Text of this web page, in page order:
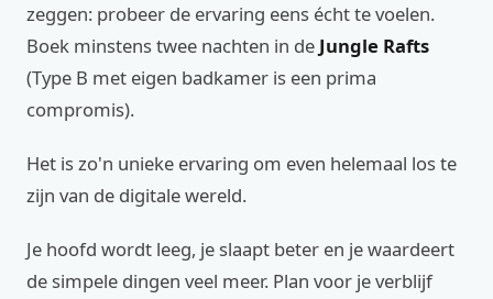
zeggen: probeer de ervaring eens écht te voelen.
Boek minstens twee nachten in de Jungle Rafts
(Type B met eigen badkamer is een prima
compromis).
Het is zo'n unieke ervaring om even helemaal los te
zijn van de digitale wereld.
Je hoofd wordt leeg, je slaapt beter en je waardeert
de simpele dingen veel meer. Plan voor je verblijf